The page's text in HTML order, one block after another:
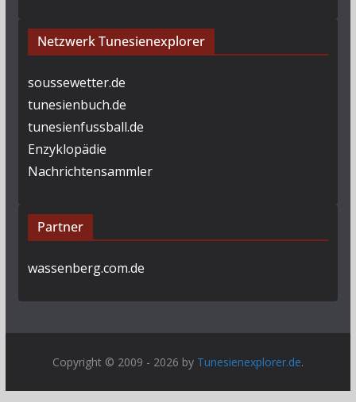
Netzwerk Tunesienexplorer
soussewetter.de
tunesienbuch.de
tunesienfussball.de
Enzyklopädie
Nachrichtensammler
Partner
wassenberg.com.de
Copyright © 2009 - 2026 by Tunesienexplorer.de.